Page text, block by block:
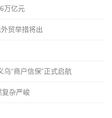
万亿元
贸举措将出
“商户信保”正式启航
复杂严峻